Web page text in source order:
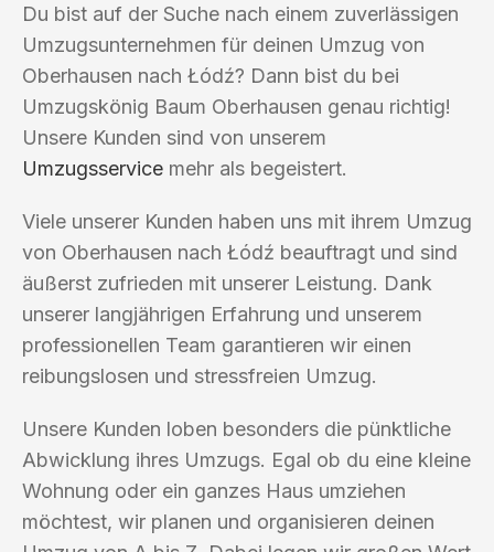
Du bist auf der Suche nach einem zuverlässigen
Umzugsunternehmen für deinen Umzug von
Oberhausen nach Łódź? Dann bist du bei
Umzugskönig Baum Oberhausen genau richtig!
Unsere Kunden sind von unserem
Umzugsservice mehr als begeistert.
Viele unserer Kunden haben uns mit ihrem Umzug
von Oberhausen nach Łódź beauftragt und sind
äußerst zufrieden mit unserer Leistung. Dank
unserer langjährigen Erfahrung und unserem
professionellen Team garantieren wir einen
reibungslosen und stressfreien Umzug.
Unsere Kunden loben besonders die pünktliche
Abwicklung ihres Umzugs. Egal ob du eine kleine
Wohnung oder ein ganzes Haus umziehen
möchtest, wir planen und organisieren deinen